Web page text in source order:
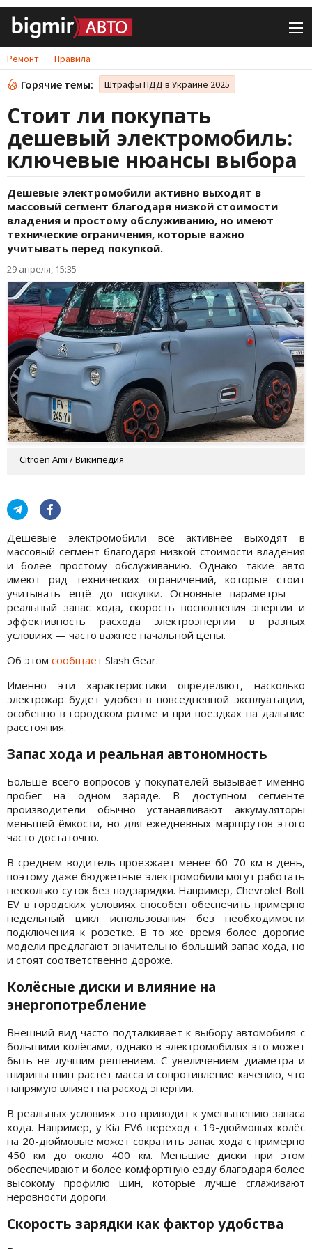
Ремонт Правила
Горячие темы: Штрафы ПДД в Украине 2025
Стоит ли покупать
дешевый электромобиль:
ключевые нюансы выбора
Дешевые электромобили активно выходят в
массовый сегмент благодаря низкой стоимости
владения и простому обслуживанию, но имеют
технические ограничения, которые важно
учитывать перед покупкой.
29 апреля, 15:35
Citroen Ami / Википедия
Дешёвые электромобили всё активнее выходят в
массовый сегмент благодаря низкой стоимости владения
и более простому обслуживанию. Однако такие авто
имеют ряд технических ограничений, которые стоит
учитывать ещё до покупки. Основные параметры —
реальный запас хода, скорость восполнения энергии и
эффективность расхода электроэнергии в разных
условиях — часто важнее начальной цены.
Об этом сообщает Slash Gear.
Именно эти характеристики определяют, насколько
электрокар будет удобен в повседневной эксплуатации,
особенно в городском ритме и при поездках на дальние
расстояния.
Запас хода и реальная автономность
Больше всего вопросов у покупателей вызывает именно
пробег на одном заряде. В доступном сегменте
производители обычно устанавливают аккумуляторы
меньшей ёмкости, но для ежедневных маршрутов этого
часто достаточно.
В среднем водитель проезжает менее 60–70 км в день,
поэтому даже бюджетные электромобили могут работать
несколько суток без подзарядки. Например, Chevrolet Bolt
EV в городских условиях способен обеспечить примерно
недельный цикл использования без необходимости
подключения к розетке. В то же время более дорогие
модели предлагают значительно больший запас хода, но
и стоят соответственно дороже.
Колёсные диски и влияние на
энергопотребление
Внешний вид часто подталкивает к выбору автомобиля с
большими колёсами, однако в электромобилях это может
быть не лучшим решением. С увеличением диаметра и
ширины шин растёт масса и сопротивление качению, что
напрямую влияет на расход энергии.
В реальных условиях это приводит к уменьшению запаса
хода. Например, у Kia EV6 переход с 19-дюймовых колёс
на 20-дюймовые может сократить запас хода с примерно
450 км до около 400 км. Меньшие диски при этом
обеспечивают и более комфортную езду благодаря более
высокому профилю шин, которые лучше сглаживают
неровности дороги.
Скорость зарядки как фактор удобства